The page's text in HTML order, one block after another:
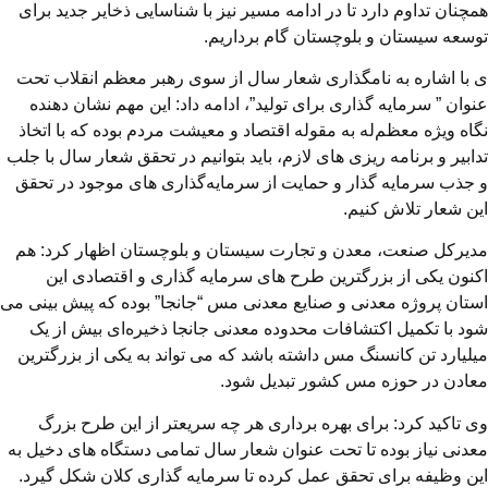
همچنان تداوم دارد تا در ادامه مسیر نیز با شناسایی ذخایر جدید برای
توسعه سیستان و بلوچستان گام برداریم.
ی با اشاره به نامگذاری شعار سال از سوی رهبر معظم انقلاب تحت
عنوان ” سرمایه گذاری برای تولید”، ادامه داد: این مهم نشان دهنده
نگاه ویژه معظم‌له به مقوله اقتصاد و معیشت مردم بوده که با اتخاذ
تدابیر و برنامه ریزی های لازم، باید بتوانیم در تحقق شعار سال با جلب
و جذب سرمایه گذار و حمایت از سرمایه‌گذاری های موجود در تحقق
این شعار تلاش کنیم.
مدیرکل صنعت، معدن و تجارت سیستان و بلوچستان اظهار کرد: هم
اکنون یکی از بزرگترین طرح های سرمایه گذاری و اقتصادی این
استان پروژه معدنی و صنایع معدنی مس “جانجا” بوده که پیش بینی می
شود با تکمیل اکتشافات محدوده معدنی جانجا ذخیره‌ای بیش از یک
میلیارد تن کانسنگ مس داشته باشد که می تواند به یکی از بزرگترین
معادن در حوزه مس کشور تبدیل شود.
وی تاکید کرد: برای بهره برداری هر چه سریعتر از این طرح بزرگ
معدنی نیاز بوده تا تحت عنوان شعار سال تمامی دستگاه های دخیل به
این وظیفه برای تحقق عمل کرده تا سرمایه گذاری کلان شکل گیرد.